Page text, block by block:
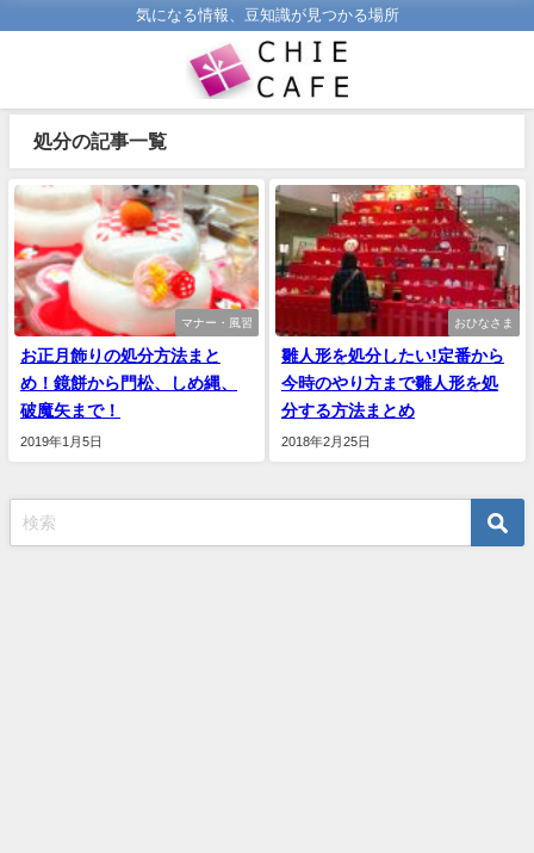
気になる情報、豆知識が見つかる場所
処分の記事一覧
マナー・風習
お正月飾りの処分方法まと
め！鏡餅から門松、しめ縄、
破魔矢まで！
2019年1月5日
おひなさま
雛人形を処分したい!定番から
今時のやり方まで雛人形を処
分する方法まとめ
2018年2月25日